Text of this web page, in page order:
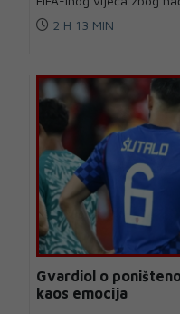
2 H 13 MIN
Gvardiol o
kaos emocija